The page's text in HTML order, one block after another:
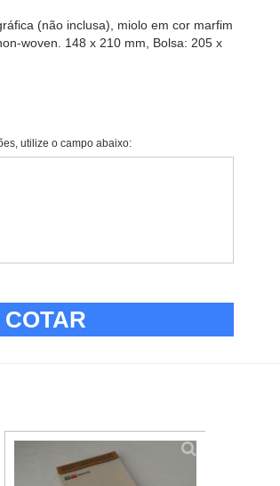
(não inclusa), miolo em cor marfim
woven. 148 x 210 mm, Bolsa: 205 x
utilize o campo abaixo:
COTAR